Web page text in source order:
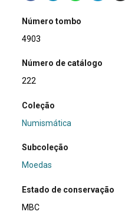
Número tombo
4903
Número de catálogo
222
Coleção
Numismática
Subcoleção
Moedas
Estado de conservação
MBC